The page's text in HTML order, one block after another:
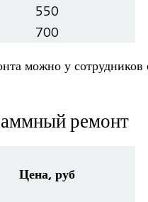
550
700
можно у
ремонт
Цена, руб